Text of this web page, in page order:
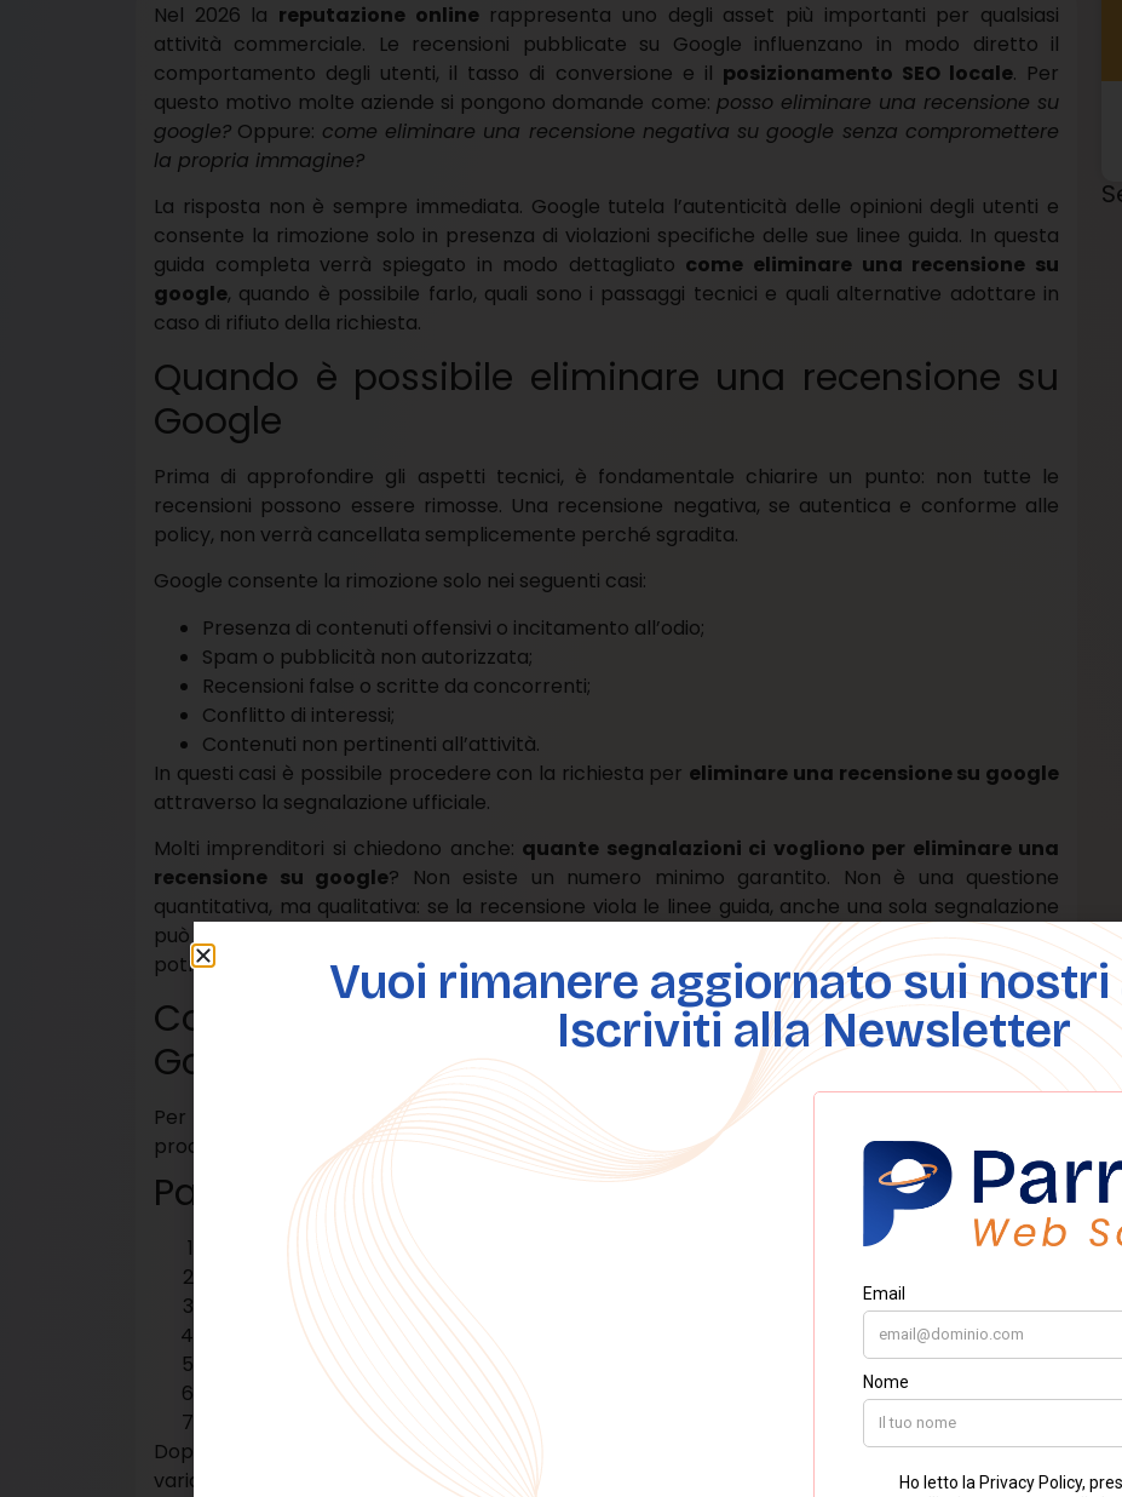
Nel 2026 la reputazione onlinerappresenta uno degli asset più importanti per qualsiasi
attività commerciale. Le recensioni pubblicate su Google influenzano in modo diretto il
comportamento degli utenti, il tasso di conversione e il posizionamento SEO locale. Per
questo motivo molte aziende si pongono domande come: posso eliminare una recensione su
google? Oppure: come eliminare una recensione negativa su google senza compromettere
la propria immagine?
La risposta non è sempre immediata. Google tutela l’autenticità delle opinioni degli utenti e
consente la rimozione solo in presenza di violazioni specifiche delle sue linee guida. In questa
guida completa verrà spiegato in modo dettagliato come eliminare una recensione su
google, quando è possibile farlo, quali sono i passaggi tecnici e quali alternative adottare in
caso di rifiuto della richiesta.
Quando è possibile eliminare una recensione su
Google
Prima di approfondire gli aspetti tecnici, è fondamentale chiarire un punto: non tutte le
recensioni possono essere rimosse. Una recensione negativa, se autentica e conforme alle
policy, non verrà cancellata semplicemente perché sgradita.
Google consente la rimozione solo nei seguenti casi:
Presenza di contenuti offensivi o incitamento all’odio;
Spam o pubblicità non autorizzata;
Recensioni false o scritte da concorrenti;
Conflitto di interessi;
Contenuti non pertinenti all’attività.
In questi casi è possibile procedere con la richiesta per eliminare una recensione su google
attraverso la segnalazione ufficiale.
Molti imprenditori si chiedono anche: quante segnalazioni ci vogliono per eliminare una
recensione su google? Non esiste un numero minimo garantito. Non è una questione
quantitativa, ma qualitativa: se la recensione viola le linee guida, anche una sola segnalazione
può essere sufficiente. Se invece è conforme alle regole, anche numerose segnalazioni
potrebbero non portare alla rimozione.
Come eliminare una recensione ricevuta su
Google (procedura ufficiale)
Per comprendere come eliminare una recensione ricevuta su google
procedura ufficiale tramite Google Business Profile.
Passaggi operativi:
Accedere al proprio account Google Business Profile;
Selezionare la scheda dell’attività;
Aprire la sezione “Recensioni”;
Individuare la recensione da segnalare;
Cliccare sui tre puntini verticali (⋮);
Selezionare “Segnala come inappropriata”;
Scegliere la motivazione coerente con la violazione.
Dopo l’invio, Google avvia una verifica automatizzata e, in alcuni casi, manuale. I tempi possono
variare da pochi giorni a diverse settimane.
Vuoi rimanere aggiornato sui
Iscriviti alla Newsletter